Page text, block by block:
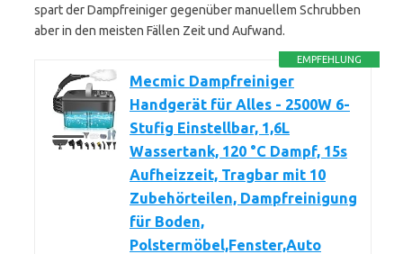
spart der Dampfreiniger gegenüber manuellem Schrubben
aber in den meisten Fällen Zeit und Aufwand.
EMPFEHLUNG
Mecmic Dampfreiniger
Handgerät für Alles - 2500W 6-
Stufig Einstellbar, 1,6L
Wassertank, 120 °C Dampf, 15s
Aufheizzeit, Tragbar mit 10
Zubehörteilen, Dampfreinigung
für Boden,
Polstermöbel,Fenster,Auto